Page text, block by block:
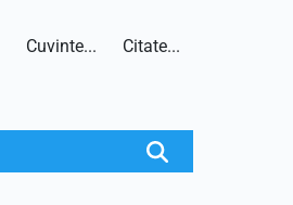
Cuvinte... Citate...